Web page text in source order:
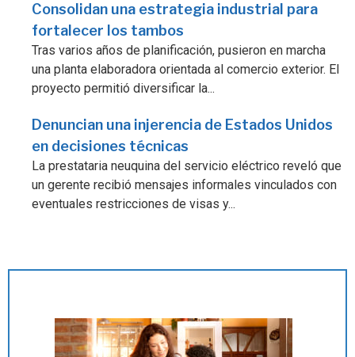
Consolidan una estrategia industrial para
fortalecer los tambos
Tras varios años de planificación, pusieron en marcha
una planta elaboradora orientada al comercio exterior. El
proyecto permitió diversificar la...
Denuncian una injerencia de Estados Unidos
en decisiones técnicas
La prestataria neuquina del servicio eléctrico reveló que
un gerente recibió mensajes informales vinculados con
eventuales restricciones de visas y...